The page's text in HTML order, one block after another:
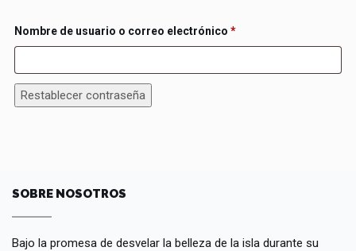
Nombre de usuario o correo electrónico *Obligatorio
Restablecer contraseña
SOBRE NOSOTROS
Bajo la promesa de desvelar la belleza de la isla durante su